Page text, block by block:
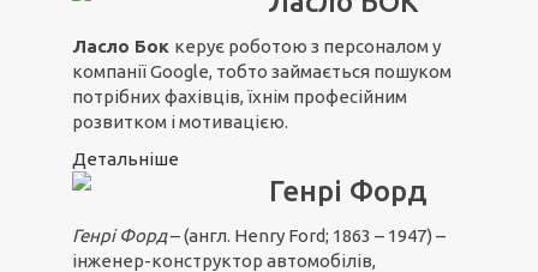
Ласло Бок керує роботою з персоналом у
компанії Google, тобто займається пошуком
потрібних фахівців, їхнім професійним
розвитком і мотивацією.
Детальніше
Генрі Форд
Генрі Форд– (англ. Henry Ford; 1863 – 1947) –
інженер-конструктор автомобілів,